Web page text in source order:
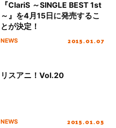
『ClariS ～SINGLE BEST 1st
～』を4月15日に発売するこ
とが決定！
NEWS 2015.01.07
リスアニ！Vol.20
NEWS 2015.01.05